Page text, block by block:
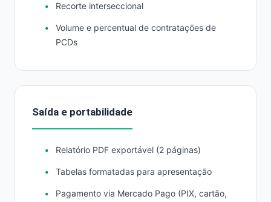
Recorte interseccional
Volume e percentual de contratações de
PCDs
Saída e portabilidade
Relatório PDF exportável (2 páginas)
Tabelas formatadas para apresentação
Pagamento via Mercado Pago (PIX, cartão,